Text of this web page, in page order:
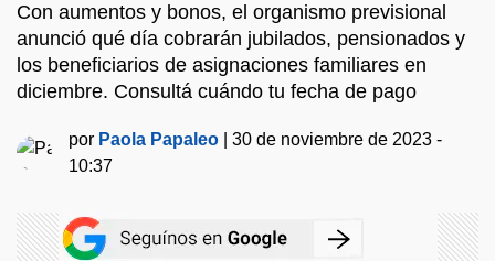
Con aumentos y bonos, el organismo previsional
anunció qué día cobrarán jubilados, pensionados y
los beneficiarios de asignaciones familiares en
diciembre. Consultá cuándo tu fecha de pago
por Paola Papaleo |30 de noviembre de 2023 -
10:37